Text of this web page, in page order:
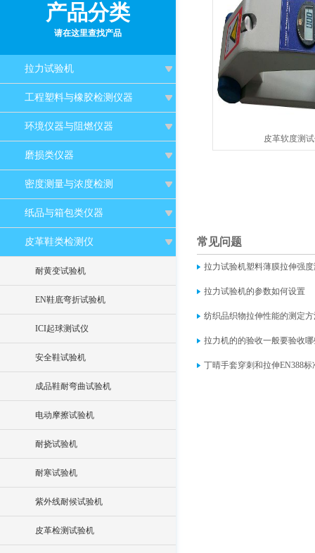
产品分类
请在这里查找产品
拉力试验机
工程塑料与橡胶检测仪器
环境仪器与阻燃仪器
磨损类仪器
密度测量与浓度检测
纸品与箱包类仪器
皮革鞋类检测仪
耐黄变试验机
EN鞋底弯折试验机
ICI起球测试仪
安全鞋试验机
成品鞋耐弯曲试验机
电动摩擦试验机
耐挠试验机
耐寒试验机
紫外线耐候试验机
皮革检测试验机
皮革软度测
常见问题
拉力试验机塑料薄膜拉伸强
拉力试验机的参数如何设置
纺织品织物拉伸性能的测定
拉力机的的验收一般要验收
丁晴手套穿刺和拉伸EN388